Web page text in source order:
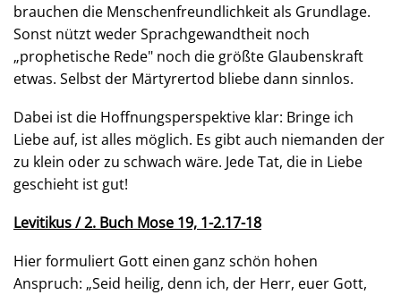
brauchen die Menschenfreundlichkeit als Grundlage.
Sonst nützt weder Sprachgewandtheit noch
„prophetische Rede" noch die größte Glaubenskraft
etwas. Selbst der Märtyrertod bliebe dann sinnlos.
Dabei ist die Hoffnungsperspektive klar: Bringe ich
Liebe auf, ist alles möglich. Es gibt auch niemanden der
zu klein oder zu schwach wäre. Jede Tat, die in Liebe
geschieht ist gut!
Levitikus / 2. Buch Mose 19, 1-2.17-18
Hier formuliert Gott einen ganz schön hohen
Anspruch: „Seid heilig, denn ich, der Herr, euer Gott,